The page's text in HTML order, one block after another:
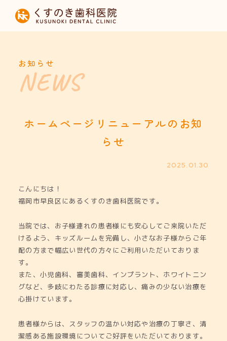
HOME
診療内容
お知らせ
ホームページリニューアルのお知
らせ
2025.01.30
こんにちは！
福岡市早良区にあるくすのき歯科医院です。
当院では、お子様連れの患者様にも安心してご来院いただ
けるよう、キッズルームを完備し、小さなお子様からご年
配の方まで幅広い世代の方々にご利用いただいておりま
す。
また、小児歯科、審美歯科、インプラント、ホワイトニン
グなど、多岐にわたる診療に対応し、痛みの少ない治療を
心掛けています。
患者様からは、スタッフの温かい対応や治療の丁寧さ、清
潔感ある施設環境についてご好評をいただいております。